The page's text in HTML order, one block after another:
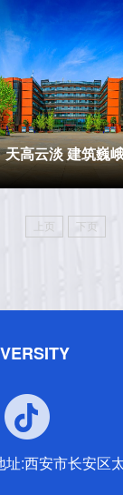
天高云淡 建筑巍
上页 下页
址:西安市长安区